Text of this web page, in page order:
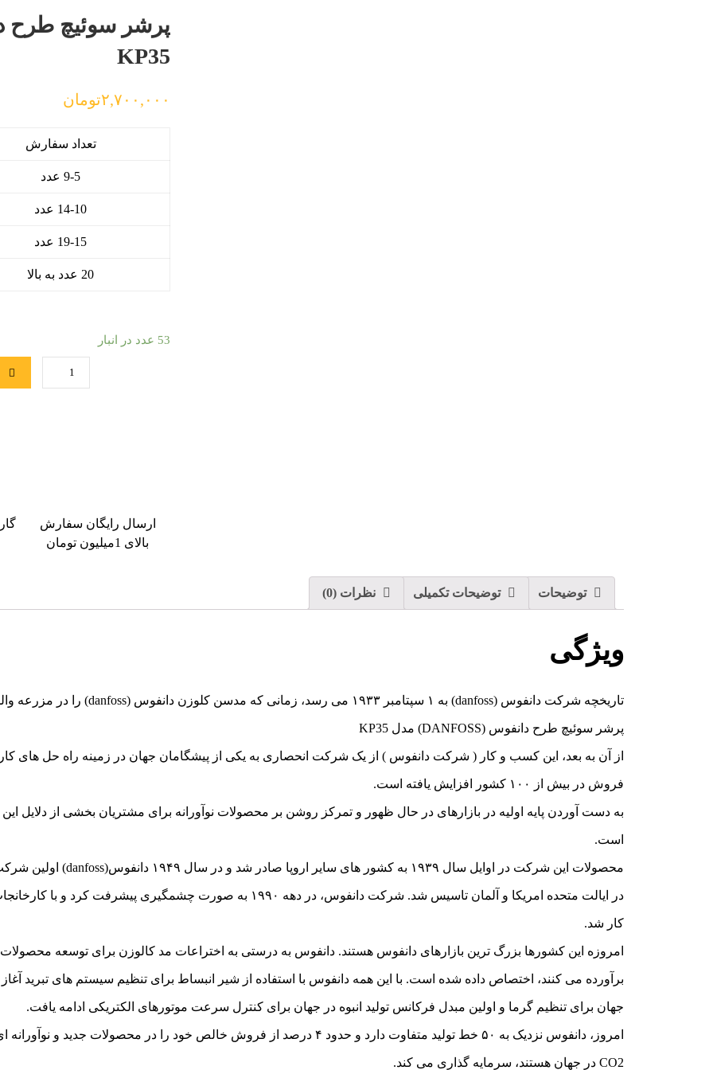
KP35
۲,۷۰۰,۰۰۰تومان
تعداد سفارش
9-5 عدد
14-10 عدد
19-15 عدد
20 عدد به بالا
53 عدد در انبار
ارسال رایگان سفارش
بالای 1میلیون تومان
توضیحات توضیحات تکمیلی نظرات (0)
ویژگی
تاریخچه شرکت دانفوس (danfoss) به ۱ سپتامبر ۱۹۳۳ می رسد، زمانی که مدسن کلوزن دانفوس (danfoss) را در مزرعه والدین خود در نوردبورگ، دانمارک تاسیس کرد.
پرشر سوئیچ طرح دانفوس (DANFOSS) مدل KP35
فروش در بیش از ۱۰۰ کشور افزایش یافته است.
به دست آوردن پایه اولیه در بازارهای در حال ظهور و تمرکز روشن بر محصولات نوآورانه برای مشتریان بخشی از دلایل
است.
در ایالت متحده امریکا و آلمان تاسیس شد. شرکت دانفوس، در دهه ۱۹۹۰ به
کار شد.
امروزه این کشورها بزرگ ترین بازارهای دانفوس هستند. دانفوس به درستی به اختراعات مد کالوزن برای توسعه محصولات
برآورده می کنند، اختصاص داده شده است. با این همه دانفوس با استفاده از شیر انبساط برای تنظیم سیستم های تبرید
جهان برای تنظیم گرما و اولین مبدل فرکانس تولید انبوه در جهان برای کنترل سرعت موتورهای الکتریکی ادامه یافت.
امروز، دانفوس نزدیک به ۵۰ خط تولید متفاوت دارد و حدود ۴ درصد از فروش خالص خود را در
CO2 در جهان هستند، سرمایه گذاری می کند.